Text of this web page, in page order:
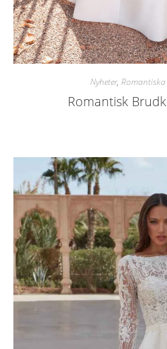
Nyheter,
Romantisk